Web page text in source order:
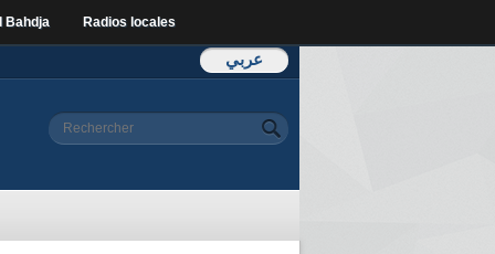
Bahdja Radios locales
عربي
Formulaire de
Rechercher